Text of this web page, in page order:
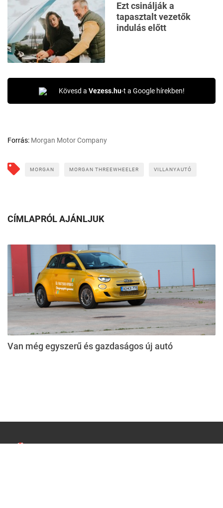
Ezt csinálják a
tapasztalt vezetők
indulás előtt
Kövesd a Vezess.hu-t a Google hírekben!
Forrás: Morgan Motor Company
MORGAN MORGAN THREEWHEELER VILLANYAUTÓ
CÍMLAPRÓL AJÁNLJUK
Van még egyszerű és gazdaságos új autó